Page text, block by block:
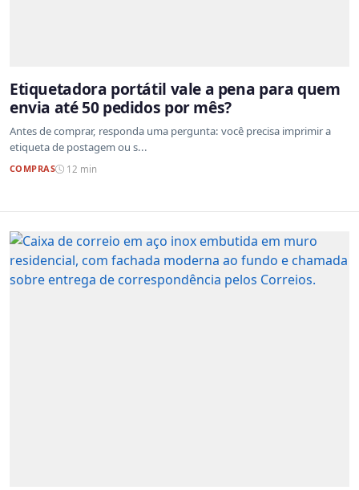
Etiquetadora portátil vale a pena para quem
envia até 50 pedidos por mês?
Antes de comprar, responda uma pergunta: você precisa imprimir a
etiqueta de postagem ou s...
COMPRAS 12 min